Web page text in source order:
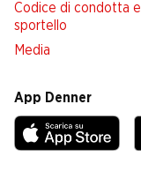
Codice di condotta e
sportello
Media
App Denner